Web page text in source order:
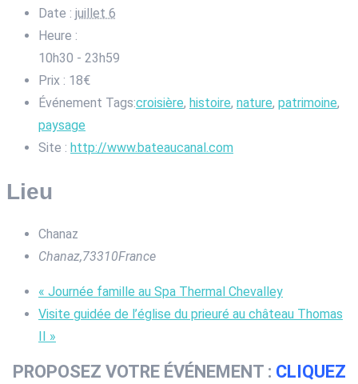
Date : juillet 6
Heure :
10h30 - 23h59
Prix : 18€
Événement Tags:croisière, histoire, nature, patrimoine,
paysage
Site : http://www.bateaucanal.com
Lieu
Chanaz
Chanaz,73310France
« Journée famille au Spa Thermal Chevalley
Visite guidée de l’église du prieuré au château Thomas
II »
PROPOSEZ VOTRE ÉVÉNEMENT : CLIQUEZ